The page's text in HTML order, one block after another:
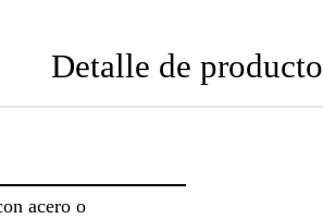
Detalle de producto
acero o